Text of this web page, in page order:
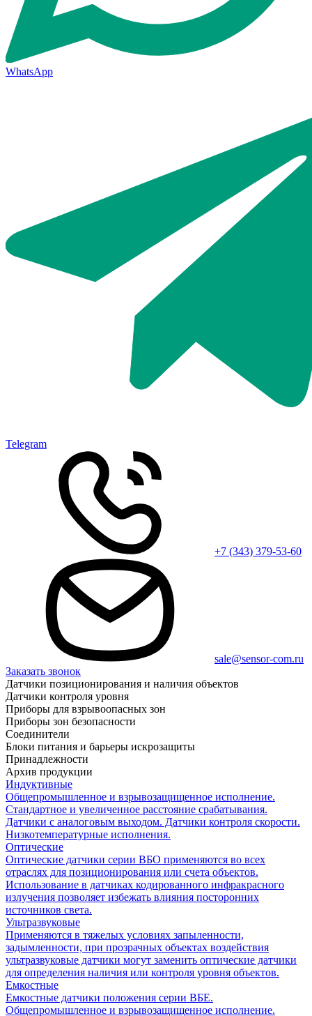
WhatsApp
Telegram
+7 (343) 379-53-60
sale@sensor-com.ru
Заказать звонок
Датчики позиционирования и наличия объектов
Датчики контроля уровня
Приборы для взрывоопасных зон
Приборы зон безопасности
Соединители
Блоки питания и барьеры искрозащиты
Принадлежности
Архив продукции
Индуктивные
Общепромышленное и взрывозащищенное исполнение.
Стандартное и увеличенное расстояние срабатывания.
Датчики с аналоговым выходом. Датчики контроля скорости.
Низкотемпературные исполнения.
Оптические
Оптические датчики серии ВБО применяются во всех
отраслях для позиционирования или счета объектов.
Использование в датчиках кодированного инфракрасного
излучения позволяет избежать влияния посторонних
источников света.
Ультразвуковые
Применяются в тяжелых условиях запыленности,
задымленности, при прозрачных объектах воздействия
ультразвуковые датчики могут заменить оптические датчики
для определения наличия или контроля уровня объектов.
Емкостные
Емкостные датчики положения серии ВБЕ.
Общепромышленное и взрывозащищенное исполнение.